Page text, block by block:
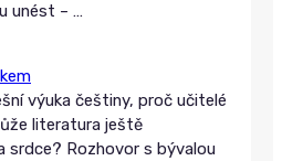
unést – …
výuka češtiny, proč učitelé
literatura ještě
srdce? Rozhovor s bývalou